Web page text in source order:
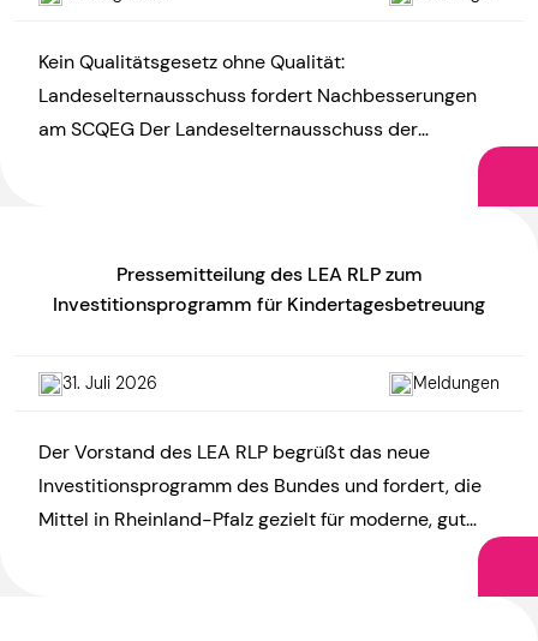
Kein Qualitätsgesetz ohne Qualität:
Landeselternausschuss fordert Nachbesserungen
am SCQEG Der Landeselternausschuss der
(SCQEG) und […]Pressemitteilung des LEA RLP zum
Investitionsprogramm für Kindertagesbetreuung
31. Juli 2026 Meldungen
Der Vorstand des LEA RLP begrüßt das neue
Investitionsprogramm des Bundes und fordert, die
Mittel in Rheinland-Pfalz gezielt für moderne, gut